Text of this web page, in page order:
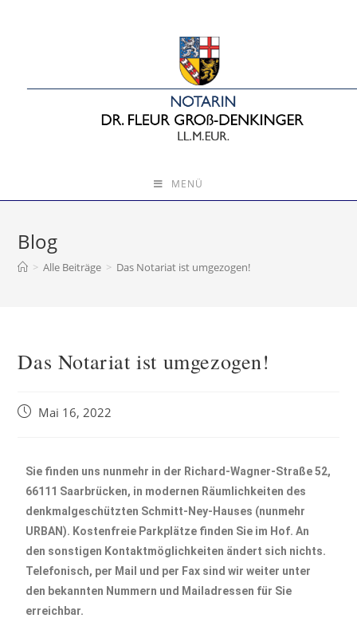
MENÜ
Blog
> Alle Beiträge > Das Notariat ist umgezogen!
Das Notariat ist umgezogen!
Mai 16, 2022
Sie finden uns nunmehr in der Richard-Wagner-Straße 52,
66111 Saarbrücken, in modernen Räumlichkeiten des
denkmalgeschützten Schmitt-Ney-Hauses (nunmehr
URBAN). Kostenfreie Parkplätze finden Sie im Hof. An
den sonstigen Kontaktmöglichkeiten ändert sich nichts.
Telefonisch, per Mail und per Fax sind wir weiter unter
den bekannten Nummern und Mailadressen für Sie
erreichbar.